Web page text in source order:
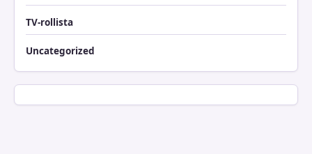
TV-rollista
Uncategorized